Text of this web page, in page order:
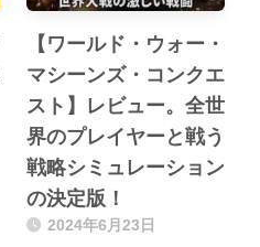
【ワールド・ウォー・
マシーンズ・コンクエ
スト】レビュー。全世
界のプレイヤーと戦う
戦略シミュレーション
の決定版！
2024年6月23日